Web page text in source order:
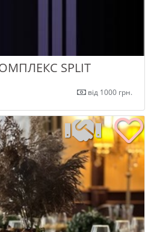
SPLIT
від 1000 грн.